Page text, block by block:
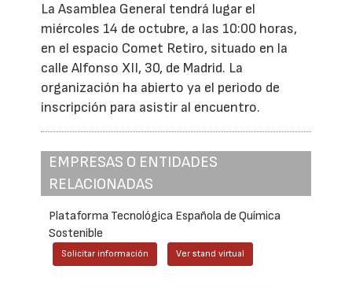
La Asamblea General tendrá lugar el
miércoles 14 de octubre, a las 10:00 horas,
en el espacio Comet Retiro, situado en la
calle Alfonso XII, 30, de Madrid. La
organización ha abierto ya el periodo de
inscripción para asistir al encuentro.
EMPRESAS O ENTIDADES
RELACIONADAS
Plataforma Tecnológica Española de Química
Sostenible
Solicitar información Ver stand virtual